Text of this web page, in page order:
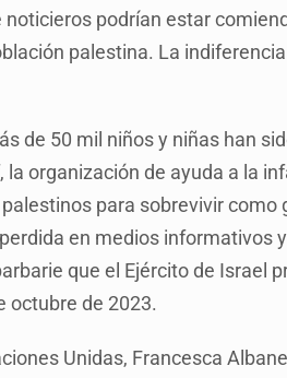
podrían estar
palestina. La
de 50 mil niños y niñas han
la organización de ayuda a la
para sobrevivir
en medios informativos
que el Ejército de Israel
octubre de 2023.
Unidas, Francesca